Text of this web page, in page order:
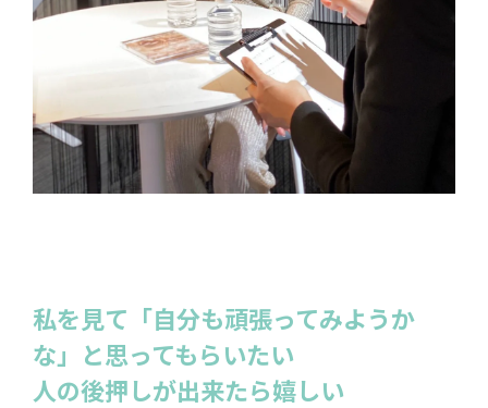
私を見て「自分も頑張ってみようか
な」と思ってもらいたい
人の後押しが出来たら嬉しい